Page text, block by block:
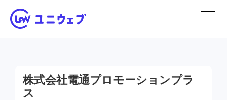
株式会社電通プロモーションプラ
ス